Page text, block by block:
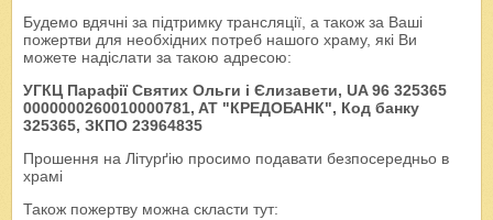
Будемо вдячні за підтримку трансляції, а також за Ваші
пожертви для необхідних потреб нашого храму, які Ви
можете надіслати за такою адресою:
УГКЦ Парафії Святих Ольги і Єлизавети, UA 96 325365
0000000260010000781, AT "КРЕДОБАНК", Код банку
325365, ЗКПО 23964835
Прошення на Літурґію просимо подавати безпосередньо в
храмі
Також пожертву можна скласти тут: